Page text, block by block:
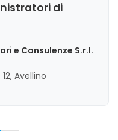
di
e Consulenze S.r.l.
Avellino